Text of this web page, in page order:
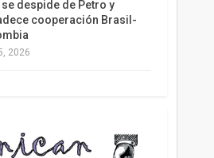
se despide de Petro y
cooperación Brasil-
2026